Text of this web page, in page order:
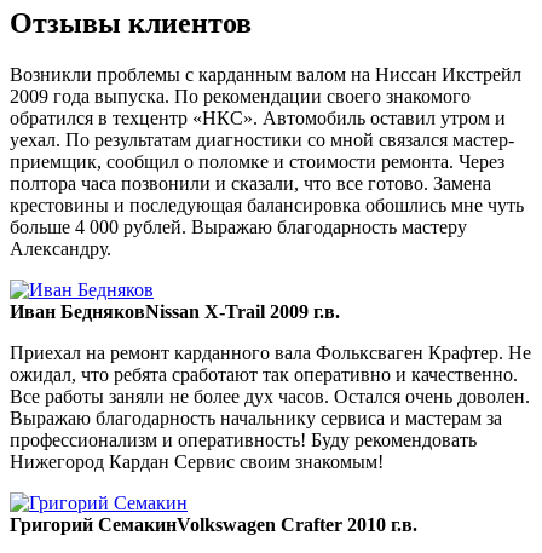
Отзывы клиентов
Возникли проблемы с карданным валом на Ниссан Икстрейл
2009 года выпуска. По рекомендации своего знакомого
обратился в техцентр «НКС». Автомобиль оставил утром и
уехал. По результатам диагностики со мной связался мастер-
приемщик, сообщил о поломке и стоимости ремонта. Через
полтора часа позвонили и сказали, что все готово. Замена
крестовины и последующая балансировка обошлись мне чуть
больше 4 000 рублей. Выражаю благодарность мастеру
Александру.
Иван БедняковNissan X-Trail 2009 г.в.
Приехал на ремонт карданного вала Фольксваген Крафтер. Не
ожидал, что ребята сработают так оперативно и качественно.
Все работы заняли не более дух часов. Остался очень доволен.
Выражаю благодарность начальнику сервиса и мастерам за
профессионализм и оперативность! Буду рекомендовать
Нижегород Кардан Сервис своим знакомым!
Григорий СемакинVolkswagen Crafter 2010 г.в.